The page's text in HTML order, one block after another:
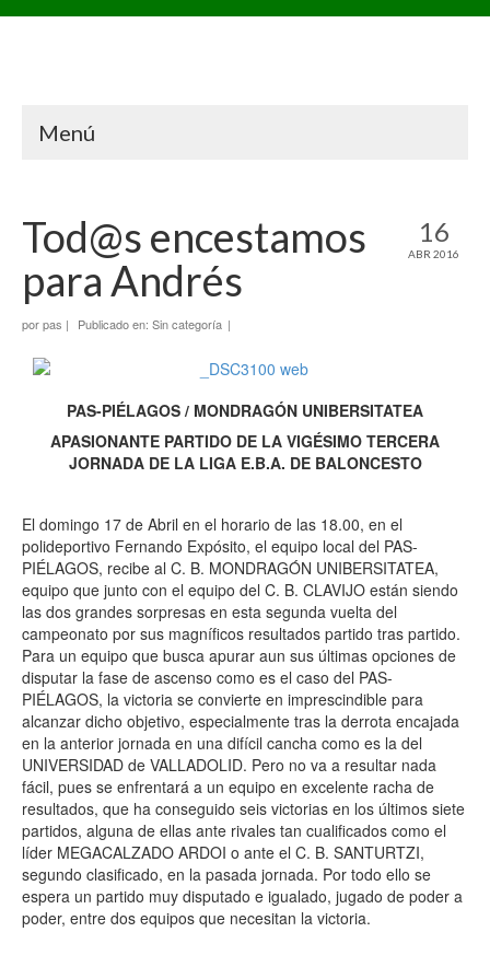
Menú
16
ABR 2016
Tod@s encestamos
para Andrés
porpas | Publicado en: Sin categoría |
PAS-PIÉLAGOS / MONDRAGÓN UNIBERSITATEA
APASIONANTE PARTIDO DE LA VIGÉSIMO TERCERA
JORNADA DE LA LIGA E.B.A. DE BALONCESTO
El domingo 17 de Abril en el horario de las 18.00, en el
polideportivo Fernando Expósito, el equipo local del PAS-
PIÉLAGOS, recibe al C. B. MONDRAGÓN UNIBERSITATEA,
equipo que junto con el equipo del C. B. CLAVIJO están siendo
las dos grandes sorpresas en esta segunda vuelta del
campeonato por sus magníficos resultados partido tras partido.
Para un equipo que busca apurar aun sus últimas opciones de
disputar la fase de ascenso como es el caso del PAS-
PIÉLAGOS, la victoria se convierte en imprescindible para
alcanzar dicho objetivo, especialmente tras la derrota encajada
en la anterior jornada en una difícil cancha como es la del
UNIVERSIDAD de VALLADOLID. Pero no va a resultar nada
fácil, pues se enfrentará a un equipo en excelente racha de
resultados, que ha conseguido seis victorias en los últimos siete
partidos, alguna de ellas ante rivales tan cualificados como el
líder MEGACALZADO ARDOI o ante el C. B. SANTURTZI,
segundo clasificado, en la pasada jornada. Por todo ello se
espera un partido muy disputado e igualado, jugado de poder a
poder, entre dos equipos que necesitan la victoria.